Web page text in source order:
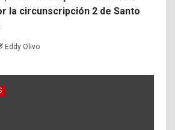
la circunscripción 2 de Santo
Eddy Olivo